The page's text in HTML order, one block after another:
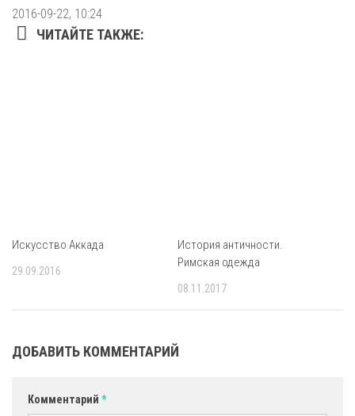
2016-09-22, 10:24
ЧИТАЙТЕ ТАКЖЕ:
Искусство Аккада
29.09.2016
История античности.
Римская одежда
08.11.2017
ДОБАВИТЬ КОММЕНТАРИЙ
Комментарий *